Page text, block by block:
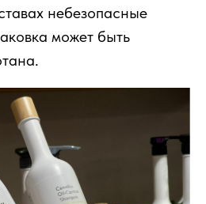
небезопасные
может быть